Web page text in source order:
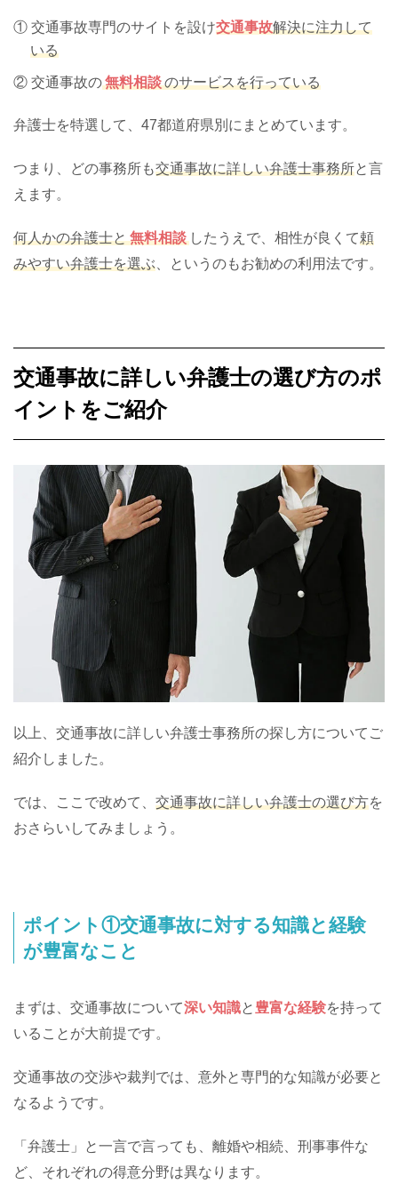
① 交通事故専門のサイトを設け交通事故解決に注力して
いる
② 交通事故の無料相談のサービスを行っている
弁護士を特選して、47都道府県別にまとめています。
つまり、どの事務所も交通事故に詳しい弁護士事務所と言
えます。
何人かの弁護士と無料相談 したうえで、相性が良くて頼
みやすい弁護士を選ぶ 、というのもお勧めの利用法です。
交通事故に詳しい弁護士の選び方のポ
イントをご紹介
以上、交通事故に詳しい弁護士事務所の探し方についてご
紹介しました。
では、ここで改めて、 交通事故に詳しい弁護士の選び方を
おさらいしてみましょう。
ポイント①交通事故に対する知識と経験
が豊富なこと
まずは、交通事故について深い知識と豊富な経験を持って
いることが大前提です。
交通事故の交渉や裁判では、意外と専門的な知識が必要と
なるようです。
「弁護士」と一言で言っても、離婚や相続、刑事事件な
ど、それぞれの得意分野は異なります。